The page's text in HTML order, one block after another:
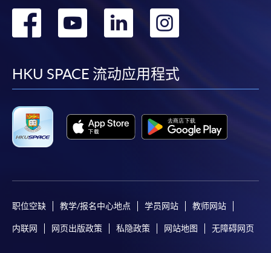
課程/科目報名注意事項:
JavaScript程式瀏覽器的電腦上進行。建議選用
申請人不應閒置申請超過10分鐘。否則，申請人
必須重新開始整個申請程序。
網上報名只支援「提早報讀優惠」。如需享用其他
在網上報名過程中，由於提交課程申請和付款在系
功被獲取錄。任何不成功的申請，課程組職員將儘
快與 閣下聯絡。
转
facebook
转
youtube
转
linkedin
转
HKU SPACE 流动应用程式
职位空缺 教学/报名中心地点 学员网站 教师网站
内联网 网页出版政策 私隐政策 网站地图 无障碍网页